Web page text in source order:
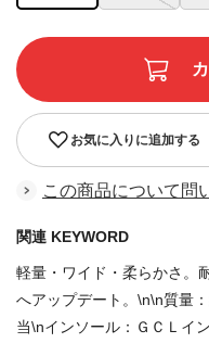
お気に入りに追加する
この商品について問
関連 KEYWORD
軽量・ワイド・柔らかさ。
へアップデート。\n\n質量
当\nインソール：ＧＣＬイ